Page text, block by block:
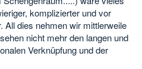
komplizierter und vor
All dies nehmen wir mittlerweile
nicht mehr den langen und
Verknüpfung und der